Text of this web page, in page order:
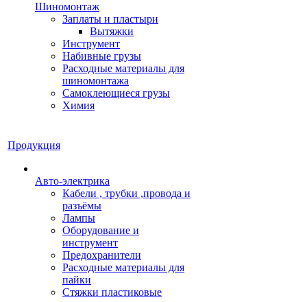
Шиномонтаж
Заплаты и пластыри
Вытяжки
Инструмент
Набивные грузы
Расходные материалы для
шиномонтажа
Самоклеющиеся грузы
Химия
Продукция
Авто-электрика
Кабели , трубки ,провода и
разъёмы
Лампы
Оборудование и
инструмент
Предохранители
Расходные материалы для
пайки
Стяжки пластиковые